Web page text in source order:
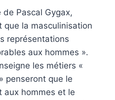
Pascal Gygax,
que la masculinisation
représentations
aux hommes ».
les métiers «
penseront que le
aux hommes et le